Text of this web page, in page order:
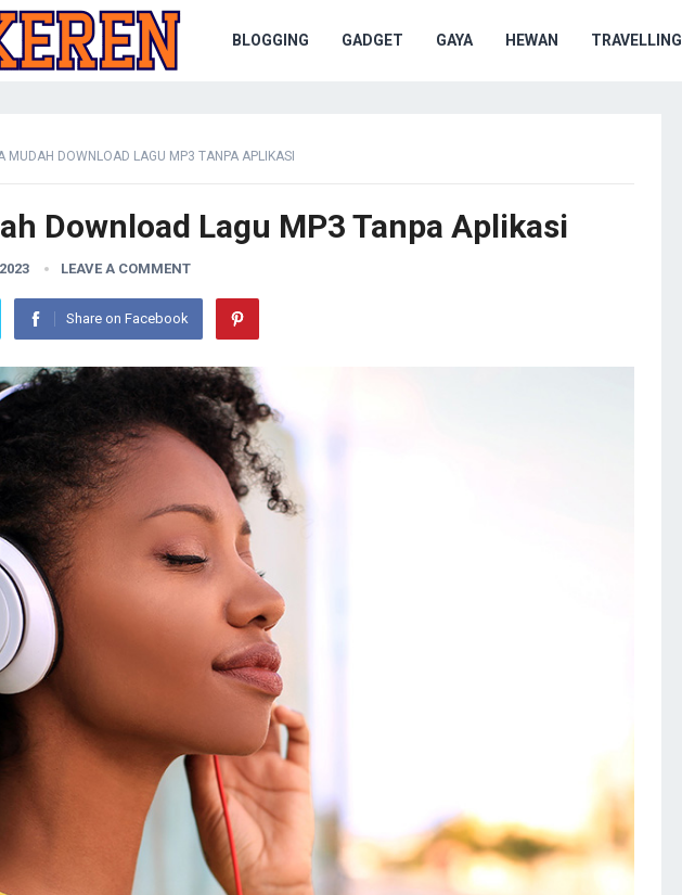
BLOGGING GADGET GAYA HEWAN TRAVELLING
MUDAH DOWNLOAD LAGU MP3 TANPA APLIKASI
Download Lagu MP3 Tanpa Aplikasi
LEAVE A COMMENT
Share on Facebook